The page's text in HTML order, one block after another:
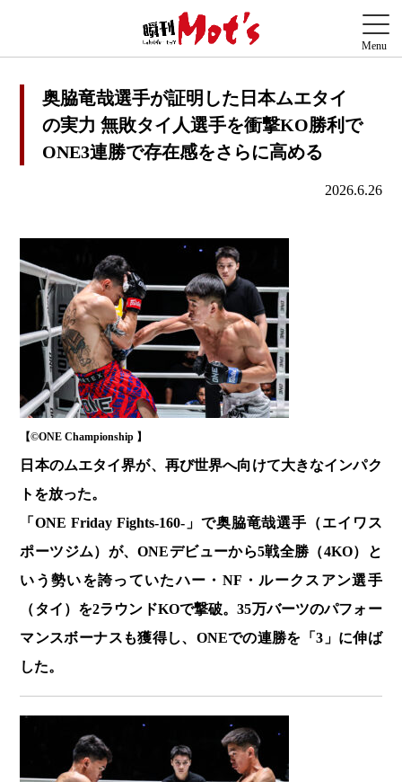
奥脇竜哉選手が証明した日本ムエタイ
の実力 無敗タイ人選手を衝撃KO勝利で
ONE3連勝で存在感をさらに高める
2026.6.26
【©️ONE Championship 】
日本のムエタイ界が、再び世界へ向けて大きなインパク
トを放った。
「ONE Friday Fights-160-」で奥脇竜哉選手（エイワス
ポーツジム）が、ONEデビューから5戦全勝（4KO）と
いう勢いを誇っていたハー・NF・ルークスアン選手
（タイ）を2ラウンドKOで撃破。35万バーツのパフォー
マンスボーナスも獲得し、ONEでの連勝を「3」に伸ば
した。